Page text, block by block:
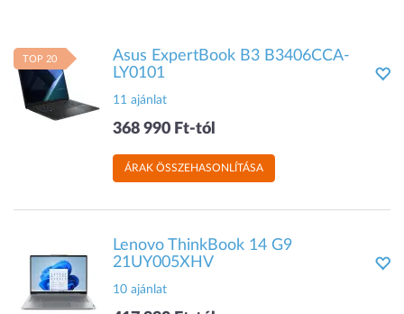
TOP 20
Asus ExpertBook B3 B3406CCA-
LY0101
11 ajánlat
368 990 Ft-tól
ÁRAK ÖSSZEHASONLÍTÁSA
Lenovo ThinkBook 14 G9
21UY005XHV
10 ajánlat